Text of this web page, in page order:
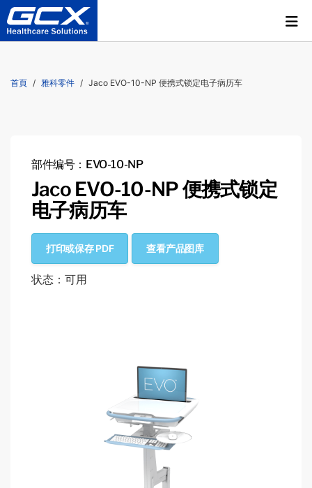
首頁 雅科零件 Jaco EVO-10-NP 便携式锁定电子病历车
部件编号：EVO-10-NP
Jaco EVO-10-NP 便携式锁定
电子病历车
打印或保存 PDF 查看产品图库
状态：可用